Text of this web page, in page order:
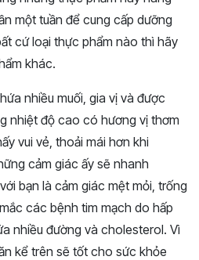
một tuần để cung cấp dưỡng
cứ loại thực phẩm nào thì hãy
khác.
nhiều muối, gia vị và được
nhiệt độ cao có hương vị thơm
vui vẻ, thoải mái hơn khi
cảm giác ấy sẽ nhanh
bạn là cảm giác mệt mỏi, trống
các bệnh tim mạch do hấp
nhiều đường và cholesterol. Vì
kể trên sẽ tốt cho sức khỏe